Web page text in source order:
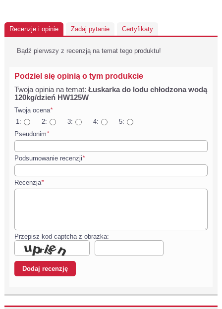
Recenzje i opinie Zadaj pytanie Certyfikaty
Bądź pierwszy z recenzją na temat tego produktu!
Podziel się opinią o tym produkcie
Twoja opinia na temat: Łuskarka do lodu chłodzona wodą
120kg/dzień HW125W
Twoja ocena*
1:
2: 3: 4:
5:
Pseudonim*
Podsumowanie recenzji*
Recenzja*
Przepisz kod captcha z obrazka: